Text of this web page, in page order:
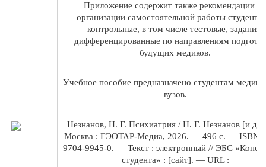
Приложение содержит также рекомендации по
организации самостоятельной работы
контрольные, в том числе тестовые, задания,
дифференцированные по направлениям
будущих медиков.
Учебное пособие предназначено студентам
вузов.
Незнанов, Н. Г. Психиатрия / Н. Г. Незнанов [и
Москва : ГЭОТАР-Медиа, 2026. — 496 с. — ISBN
9704-9945-0. — Текст : электронный // ЭБС
студента» : [сайт]. — URL :